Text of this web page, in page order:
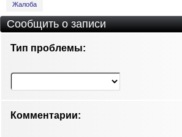
Жалоба
Сообщить о записи
Тип проблемы:
Комментарии: